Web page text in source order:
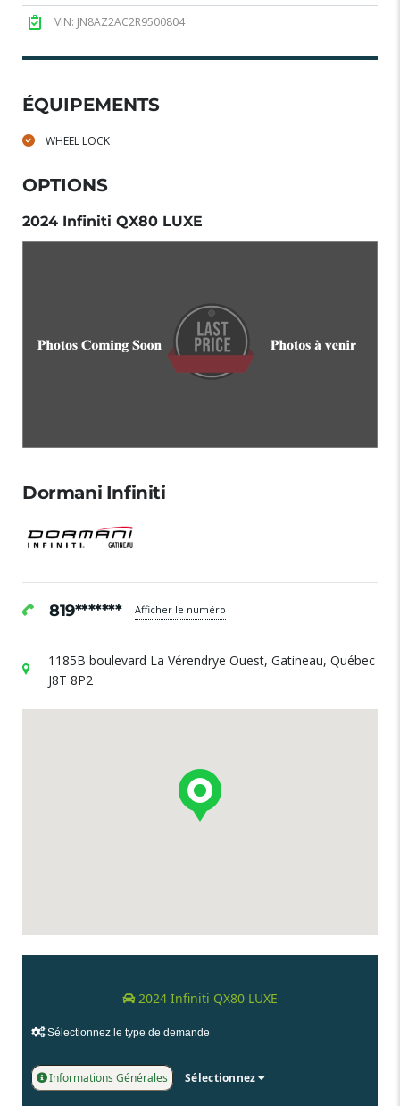
VIN: JN8AZ2AC2R9500804
ÉQUIPEMENTS
WHEEL LOCK
OPTIONS
2024 Infiniti QX80 LUXE
Dormani Infiniti
819******* Afficher le numéro
1185B boulevard La Vérendrye Ouest, Gatineau, Québec
J8T 8P2
2024 Infiniti QX80 LUXE
Sélectionnez le type de demande
Informations Générales Sélectionnez